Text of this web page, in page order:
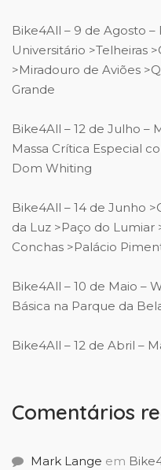
Bike4All – 9 de Agosto –
Universitário >Telheiras
>Miradouro de Aviões
Grande
Bike4All – 12 de Julho –
Massa Crítica Especial
Dom Whiting
Bike4All – 14 de Junho
da Luz >Paço do
Conchas >Palácio
Bike4All – 10 de Maio –
Básica na Parque da
Bike4All – 12 de Abril –
Comentários
Mark Lange em